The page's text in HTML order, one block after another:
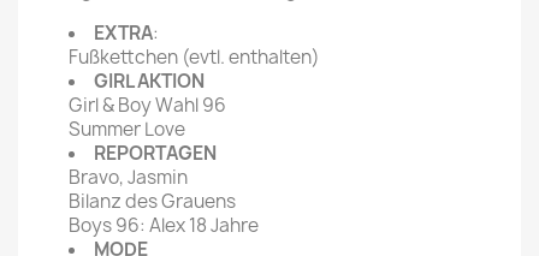
EXTRA:
Fußkettchen (evtl. enthalten)
GIRL AKTION
Girl & Boy Wahl 96
Summer Love
REPORTAGEN
Bravo, Jasmin
Bilanz des Grauens
Boys 96: Alex 18 Jahre
MODE